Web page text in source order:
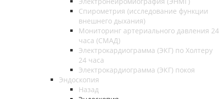
Спирометрия (исследование функции
внешнего дыхания)
Мониторинг артериального давления 24
часа (СМАД)
Электрокардиограмма (ЭКГ) по Холтеру
24 часа
Электрокардиограмма (ЭКГ) покоя
Эндоскопия
Назад